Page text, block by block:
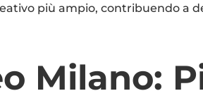
più ampio, contribuendo a
Milano: